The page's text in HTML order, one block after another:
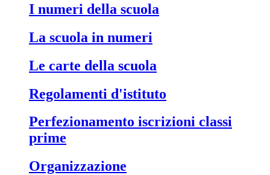
i numeri della scuola
la scuola in numeri
le carte della scuola
regolamenti d'istituto
perfezionamento iscrizioni classi
prime
organizzazione